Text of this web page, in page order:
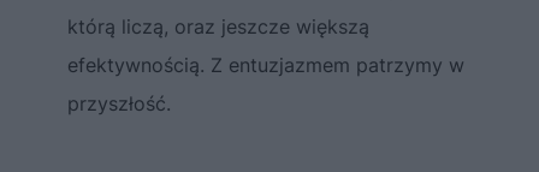
którą liczą, oraz jeszcze większą
efektywnością. Z entuzjazmem patrzymy w
przyszłość.